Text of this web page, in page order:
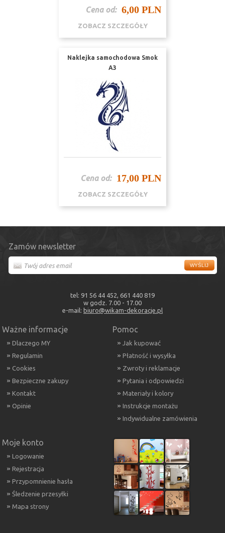
Cena od: 6,00 PLN
ZOBACZ SZCZEGÓŁY
Naklejka samochodowa Smok
A3
Cena od: 17,00 PLN
ZOBACZ SZCZEGÓŁY
Zamów newsletter
tel: 91 56 44 452, 661 440 819
w godz. 7.00 - 17.00
e-mail: biuro@wikam-dekoracje.pl
Ważne informacje
Dlaczego MY
Regulamin
Cookies
Bezpieczne zakupy
Kontakt
Opinie
Pomoc
Jak kupować
Płatność i wysyłka
Zwroty i reklamacje
Pytania i odpowiedzi
Materiały i kolory
Instrukcje montażu
Indywidualne zamówienia
Moje konto
Logowanie
Rejestracja
Przypomnienie hasła
Śledzenie przesyłki
Mapa strony